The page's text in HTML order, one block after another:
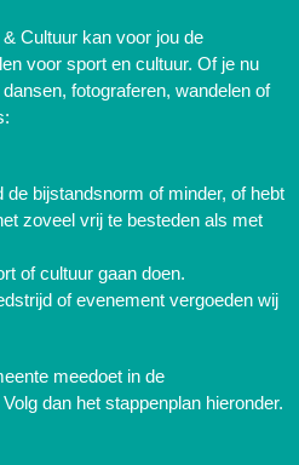
Cultuur kan voor jou de
voor sport en cultuur. Of je nu
fotograferen, wandelen of
de bijstandsnorm of minder, of hebt
zoveel vrij te besteden als met
of cultuur gaan doen.
of evenement vergoeden wij
meedoet in de
dan het stappenplan hieronder.